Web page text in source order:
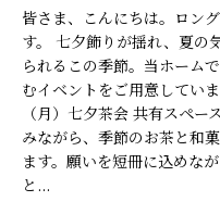
皆さま、こんにちは。ロン
す。 七夕飾りが揺れ、夏の
られるこの季節。当ホーム
むイベントをご用意してい
（月）七夕茶会 共有スペー
みながら、季節のお茶と和
ます。願いを短冊に込めな
と...